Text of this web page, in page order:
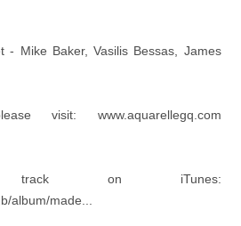
- Mike Baker, Vasilis Bessas, James
visit: www.aquarellegq.com
on iTunes:
album/made...